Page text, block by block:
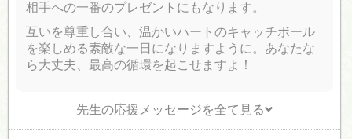
相手への一番のプレゼントにもなります。
互いを尊重し合い、温かいハートのキャッチボール
を楽しめる素敵な一日になりますように。あなたな
ら大丈夫、最高の循環を起こせますよ！
先生の応援メッセージを全て見る